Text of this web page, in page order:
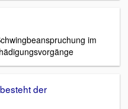
im
der